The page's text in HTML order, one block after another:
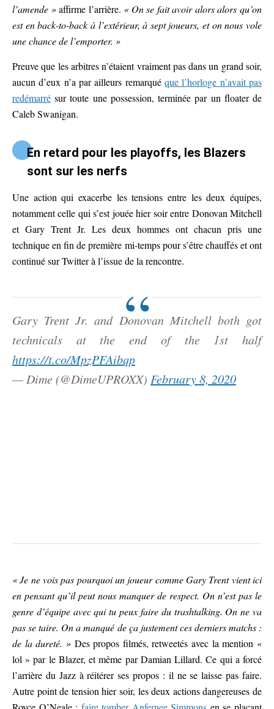
l’amende »affirme l’arrière. « On se fait avoir alors alors qu’on
est en back-to-back à l’extérieur, à sept joueurs, et on nous vole
une chance de l’emporter. »
Preuve que les arbitres n’étaient vraiment pas dans un grand soir,
aucun d’eux n’a par ailleurs remarqué que l’horloge n’avait pas
redémarré sur toute une possession, terminée par un floater de
Caleb Swanigan.
En retard pour les playoffs, les Blazers
sont sur les nerfs
Une action qui exacerbe les tensions entre les deux équipes,
notamment celle qui s’est jouée hier soir entre Donovan Mitchell
et Gary Trent Jr. Les deux hommes ont chacun pris une
technique en fin de première mi-temps pour s’être chauffés et ont
continué sur Twitter à l’issue de la rencontre.
Gary Trent Jr. and Donovan Mitchell both got
technicals at the end of the 1st half
https://t.co/MpzPFAibqp
— Dime (@DimeUPROXX) February 8, 2020
« Je ne vois pas pourquoi un joueur comme Gary Trent vient ici
en pensant qu’il peut nous manquer de respect. On n’est pas le
genre d’équipe avec qui tu peux faire du trashtalking. On ne va
pas se taire. On a manqué de ça justement ces derniers matchs :
de la dureté. »Des propos filmés, retweetés avec la mention «
lol » par le Blazer, et même par Damian Lillard. Ce qui a forcé
l’arrière du Jazz à réitérer ses propos : il ne se laisse pas faire.
Autre point de tension hier soir, les deux actions dangereuses de